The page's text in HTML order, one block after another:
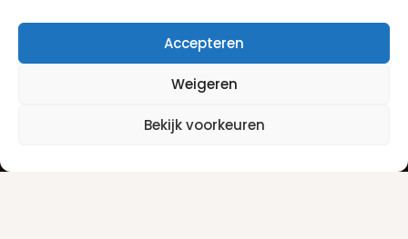
Accepteren
Weigeren
Bekijk voorkeuren